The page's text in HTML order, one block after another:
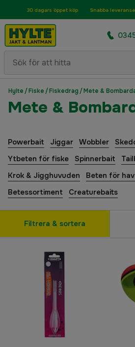
30 dagars öppet köp Snabba
Hylte /Fiske /Fiskedrag /Mete &
Mete &
Powerbait Jiggar Wobbler
Ytbeten för fiske
Spinnerbait
Krok & Jigghuvuden
Beten för
Betessortiment
Creaturebaits
Filtrera & sortera